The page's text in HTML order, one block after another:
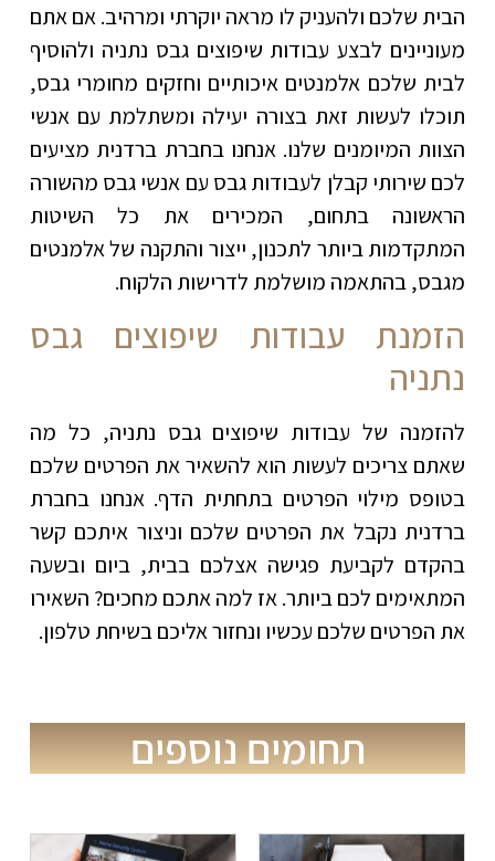
הבית שלכם ולהעניק לו מראה יוקרתי ומרהיב. אם אתם
מעוניינים לבצע עבודות שיפוצים גבס נתניה ולהוסיף
לבית שלכם אלמנטים איכותיים וחזקים מחומרי גבס,
תוכלו לעשות זאת בצורה יעילה ומשתלמת עם אנשי
הצוות המיומנים שלנו. אנחנו בחברת ברדנית מציעים
לכם שירותי קבלן לעבודות גבס עם אנשי גבס מהשורה
הראשונה בתחום, המכירים את כל השיטות
המתקדמות ביותר לתכנון, ייצור והתקנה של אלמנטים
מגבס, בהתאמה מושלמת לדרישות הלקוח.
הזמנת עבודות שיפוצים גבס
נתניה
להזמנה של עבודות שיפוצים גבס נתניה, כל מה
שאתם צריכים לעשות הוא להשאיר את הפרטים שלכם
בטופס מילוי הפרטים בתחתית הדף. אנחנו בחברת
ברדנית נקבל את הפרטים שלכם וניצור איתכם קשר
בהקדם לקביעת פגישה אצלכם בבית, ביום ובשעה
המתאימים לכם ביותר. אז למה אתכם מחכים? השאירו
את הפרטים שלכם עכשיו ונחזור אליכם בשיחת טלפון.
תחומים נוספים